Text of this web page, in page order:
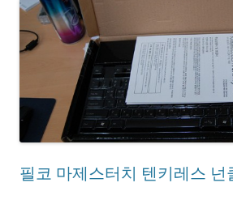
필코 마제스터치 텐키레스 넌